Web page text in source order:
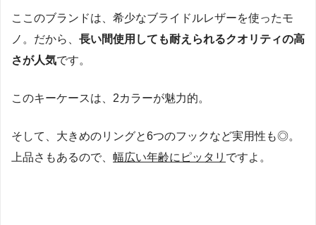
ここのブランドは、希少なブライドルレザーを使ったモ
ノ。だから、 長い間使用しても耐えられるクオリティの高
さが人気です。
このキーケースは、2カラーが魅力的。
そして、大きめのリングと6つのフックなど実用性も◎。
上品さもあるので、 幅広い年齢にピッタリ ですよ。